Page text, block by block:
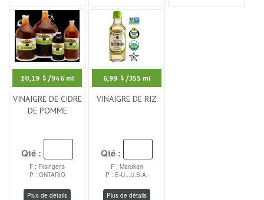
10,19 $ /946 ml
VINAIGRE DE CIDRE
DE POMME
Qté :
F : Filsinger's
P : ONTARIO
Plus de détails
6,99 $ /355 ml
VINAIGRE DE RIZ
Qté :
F : Marukan
P : E-U...U.S.A.
Plus de détails